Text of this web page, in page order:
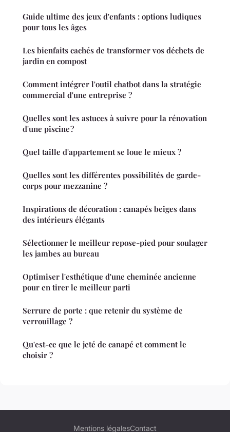
Guide ultime des jeux d'enfants : options ludiques
pour tous les âges
Les bienfaits cachés de transformer vos déchets de
jardin en compost
Comment intégrer l'outil chatbot dans la stratégie
commercial d'une entreprise ?
Quelles sont les astuces à suivre pour la rénovation
d'une piscine ?
Quel taille d'appartement se loue le mieux ?
Quelles sont les différentes possibilités de garde-
corps pour mezzanine ?
Inspirations de décoration : canapés beiges dans
des intérieurs élégants
Sélectionner le meilleur repose-pied pour soulager
les jambes au bureau
Optimiser l'esthétique d'une cheminée ancienne
pour en tirer le meilleur parti
Serrure de porte : que retenir du système de
verrouillage ?
Qu'est-ce que le jeté de canapé et comment le
choisir ?
Mentions légalesContact